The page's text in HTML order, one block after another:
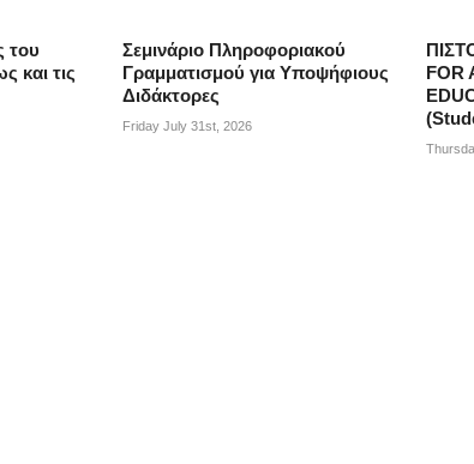
του
και τις
Σεμινάριο Πληροφοριακού
Γραμματισμού για Υποψήφιους
Διδάκτορες
Friday July 31st, 2026
FOR